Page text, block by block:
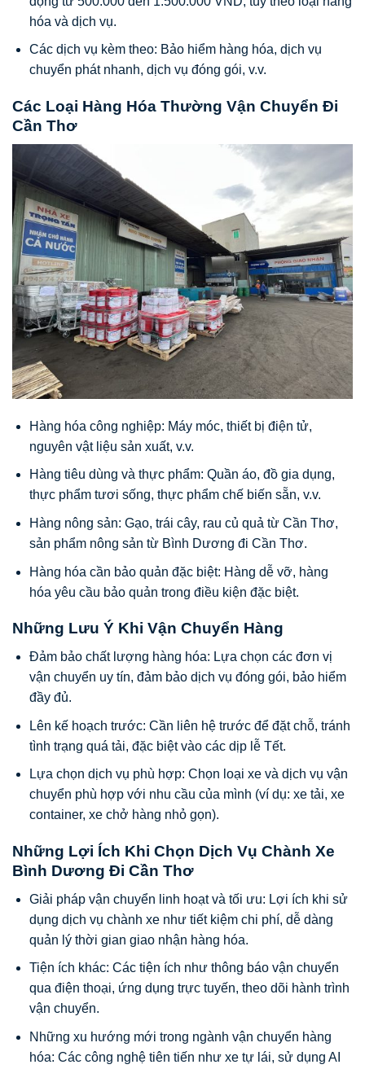
hóa và dịch vụ.
Các dịch vụ kèm theo: Bảo hiểm hàng hóa, dịch vụ
chuyển phát nhanh, dịch vụ đóng gói, v.v.
Các Loại Hàng Hóa Thường Vận Chuyển Đi
Cần Thơ
Hàng hóa công nghiệp: Máy móc, thiết bị điện tử,
nguyên vật liệu sản xuất, v.v.
Hàng tiêu dùng và thực phẩm: Quần áo, đồ gia dụng,
thực phẩm tươi sống, thực phẩm chế biến sẵn, v.v.
Hàng nông sản: Gạo, trái cây, rau củ quả từ Cần Thơ,
sản phẩm nông sản từ Bình Dương đi Cần Thơ.
Hàng hóa cần bảo quản đặc biệt: Hàng dễ vỡ, hàng
hóa yêu cầu bảo quản trong điều kiện đặc biệt.
Những Lưu Ý Khi Vận Chuyển Hàng
Đảm bảo chất lượng hàng hóa: Lựa chọn các đơn vị
vận chuyển uy tín, đảm bảo dịch vụ đóng gói, bảo hiểm
đầy đủ.
Lên kế hoạch trước: Cần liên hệ trước để đặt chỗ, tránh
tình trạng quá tải, đặc biệt vào các dịp lễ Tết.
Lựa chọn dịch vụ phù hợp: Chọn loại xe và dịch vụ vận
chuyển phù hợp với nhu cầu của mình (ví dụ: xe tải, xe
container, xe chở hàng nhỏ gọn).
Những Lợi Ích Khi Chọn Dịch Vụ Chành Xe
Bình Dương Đi Cần Thơ
Giải pháp vận chuyển linh hoạt và tối ưu: Lợi ích khi sử
dụng dịch vụ chành xe như tiết kiệm chi phí, dễ dàng
quản lý thời gian giao nhận hàng hóa.
Tiện ích khác: Các tiện ích như thông báo vận chuyển
qua điện thoại, ứng dụng trực tuyến, theo dõi hành trình
vận chuyển.
Những xu hướng mới trong ngành vận chuyển hàng
hóa: Các công nghệ tiên tiến như xe tự lái, sử dụng AI